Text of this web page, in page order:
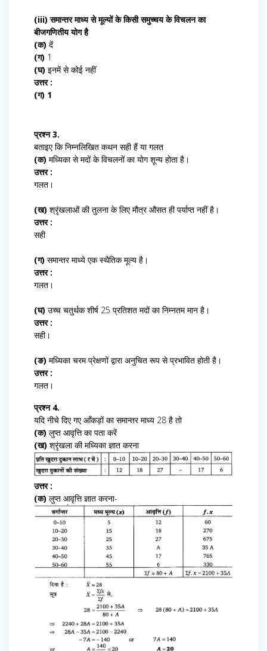
(iii) समान्तर माध्य से मूल्यों के किसी समुच्चय के विचलन का
बीजगणितीय योग है
(क) दें
(ग) 1
(घ) इनमें से कोई नहीं
उत्तर :
(ग) 1
प्रश्न 3.
बताइए कि निम्नलिखित कथन सही हैं या गलत
(क) मध्यिका से मदों के विचलनों का योग शून्य होता है।
उत्तर :
गलत।
(ख) श्रृंखलाओं की तुलना के लिए मौत्र औसत ही पर्याप्त नहीं है।
उत्तर :
सही
(ग) समान्तर माध्ये एक स्थैतिक मूल्य है।
उत्तर :
गलत।
(घ) उच्च चतुर्थक शीर्ष 25 प्रतिशत मदों का निम्नतम मान है।
उत्तर :
सही।
(ङ) मध्यिका चरम प्रेक्षणों द्वारा अनुचित रूप से प्रभावित होती है।
उत्तर :
गलत।
प्रश्न 4.
यदि नीचे दिए गए आँकड़ों का समान्तर माध्य 28 है तो
(क) लुप्त आवृत्ति का पता करें
(ख) श्रृंखला की मध्यिका ज्ञात करना
उत्तर :
(क) लुप्त आवृत्ति ज्ञात करना-